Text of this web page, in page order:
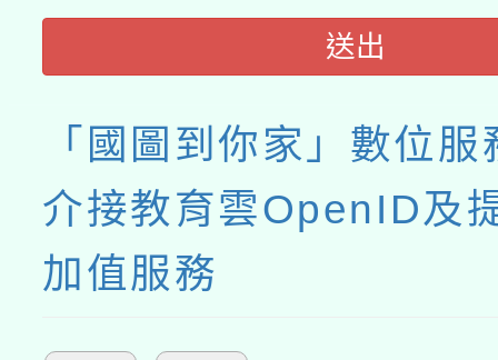
送出
「國圖到你家」數位
介接教育雲OpenID及
加值服務